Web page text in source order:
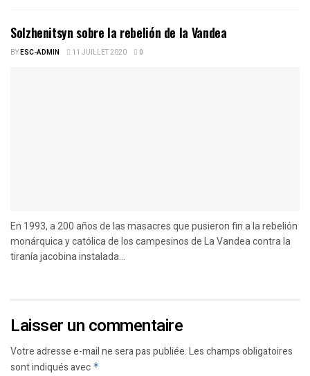
Solzhenitsyn sobre la rebelión de la Vandea
BYESC-ADMIN 11 JUILLET 2020 0
En 1993, a 200 años de las masacres que pusieron fin a la rebelión
monárquica y católica de los campesinos de La Vandea contra la
tiranía jacobina instalada...
Laisser un commentaire
Votre adresse e-mail ne sera pas publiée.Les champs obligatoires
sont indiqués avec *